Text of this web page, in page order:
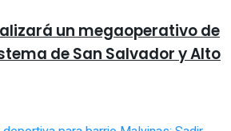
un megaoperativo de
de San Salvador y Alto